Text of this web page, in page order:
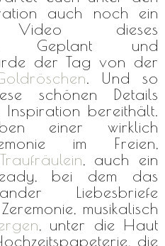
auch noch ein
Video dieses
Geplant und
der Tag von der
. Und so
schönen Details
Inspiration bereithält.
einer wirklich
im Freien,
Traufräulein, auch ein
bei dem das
Liebesbriefe
musikalisch
, unter die Haut
die